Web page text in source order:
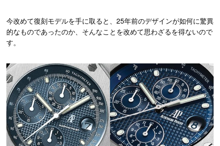
今改めて復刻モデルを手に取ると、25年前のデザインが如何に驚異
的なものであったのか、そんなことを改めて思わざるを得ないので
す。